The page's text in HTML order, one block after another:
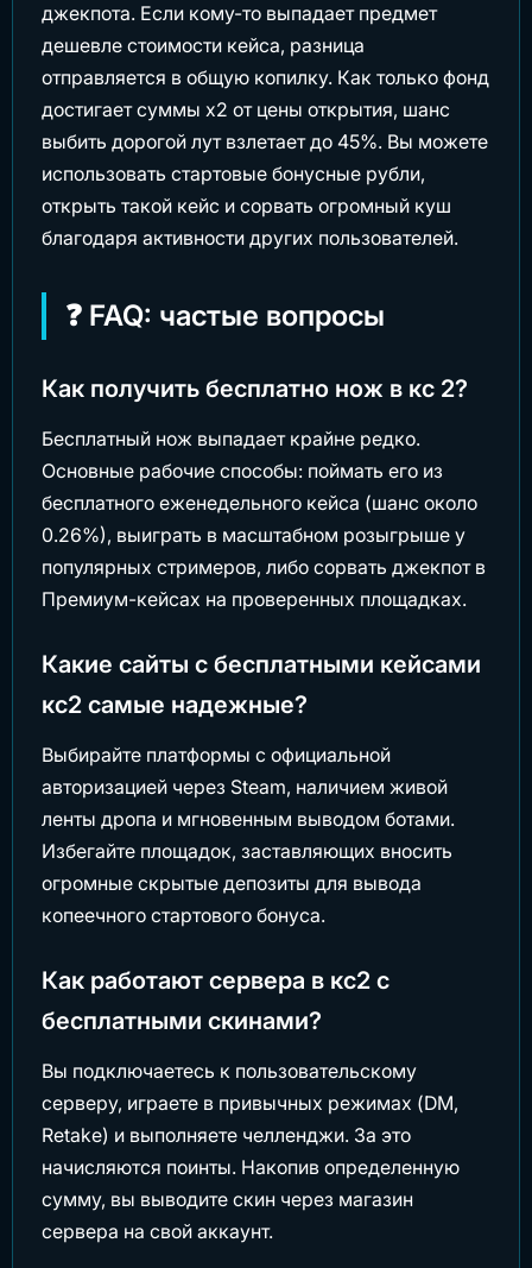
джекпота. Если кому-то выпадает предмет
дешевле стоимости кейса, разница
отправляется в общую копилку. Как только фонд
достигает суммы х2 от цены открытия, шанс
выбить дорогой лут взлетает до 45%. Вы можете
использовать стартовые бонусные рубли,
открыть такой кейс и сорвать огромный куш
благодаря активности других пользователей.
❓ FAQ: частые вопросы
Как получить бесплатно нож в кс 2?
Бесплатный нож выпадает крайне редко.
Основные рабочие способы: поймать его из
бесплатного еженедельного кейса (шанс около
0.26%), выиграть в масштабном розыгрыше у
популярных стримеров, либо сорвать джекпот в
Премиум-кейсах на проверенных площадках.
Какие сайты с бесплатными кейсами
кс2 самые надежные?
Выбирайте платформы с официальной
авторизацией через Steam, наличием живой
ленты дропа и мгновенным выводом ботами.
Избегайте площадок, заставляющих вносить
огромные скрытые депозиты для вывода
копеечного стартового бонуса.
Как работают сервера в кс2 с
бесплатными скинами?
Вы подключаетесь к пользовательскому
серверу, играете в привычных режимах (DM,
Retake) и выполняете челленджи. За это
начисляются поинты. Накопив определенную
сумму, вы выводите скин через магазин
сервера на свой аккаунт.